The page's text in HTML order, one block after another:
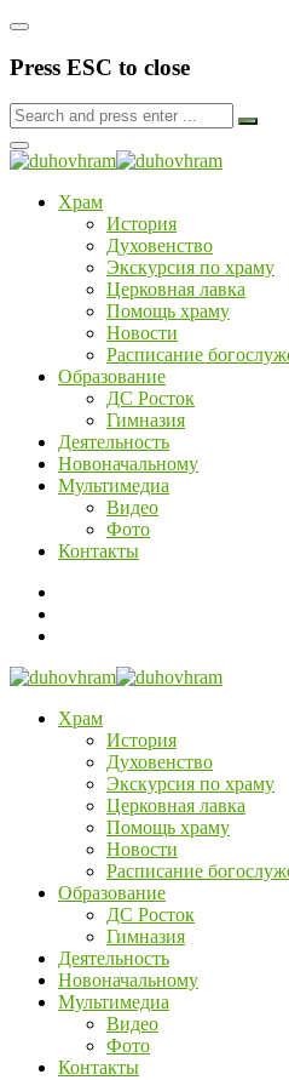
Press ESC to close
Храм
История
Духовенство
Экскурсия по храму
Церковная лавка
Помощь храму
Новости
Расписание
Образование
ДС Росток
Гимназия
Деятельность
Новоначальному
Мультимедиа
Видео
Фото
Контакты
Храм
История
Духовенство
Экскурсия по храму
Церковная лавка
Помощь храму
Новости
Расписание
Образование
ДС Росток
Гимназия
Деятельность
Новоначальному
Мультимедиа
Видео
Фото
Контакты